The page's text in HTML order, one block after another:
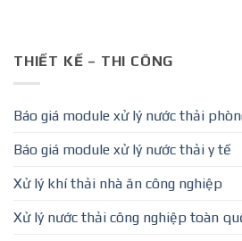
THIẾT KẾ – THI CÔNG
Báo giá module xử lý nước thải
Báo giá module xử lý nước thải y tế
Xử lý khí thải nhà ăn công nghiệp
Xử lý nước thải công nghiệp toàn